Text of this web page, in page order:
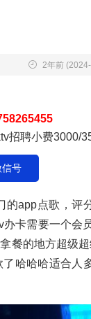
2年前
招聘小费3000/
信号
app点歌，评
卡需要一个会
餐的地方超级
哈哈哈适合人